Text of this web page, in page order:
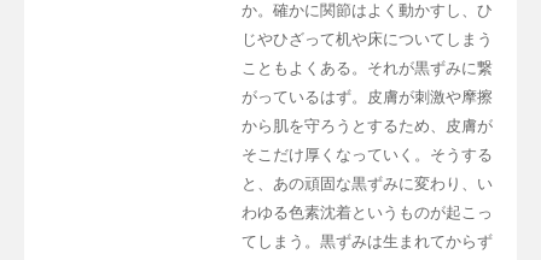
か。確かに関節はよく動かすし、ひ
じやひざって机や床についてしまう
こともよくある。それが黒ずみに繋
がっているはず。皮膚が刺激や摩擦
から肌を守ろうとするため、皮膚が
そこだけ厚くなっていく。そうする
と、あの頑固な黒ずみに変わり、い
わゆる色素沈着というものが起こっ
てしまう。黒ずみは生まれてからず